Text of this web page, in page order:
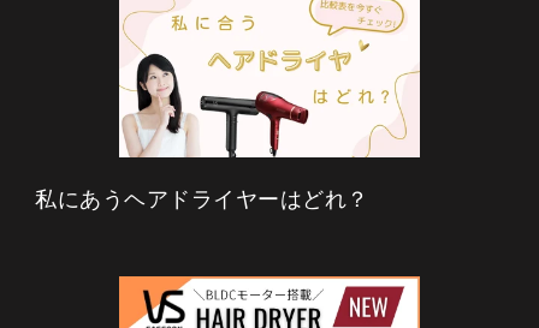
私にあうヘアドライヤーはどれ？